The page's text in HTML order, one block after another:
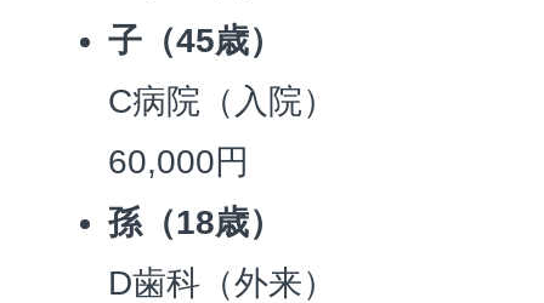
子（45歳）
C病院（入院）
60,000円
孫（18歳）
D歯科（外来）